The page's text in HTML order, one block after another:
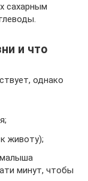
сахарным
и что
однако
животу);
малыша
минут, чтобы